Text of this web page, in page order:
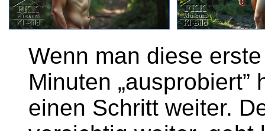
Wenn man diese
Minuten
einen Schritt weiter.